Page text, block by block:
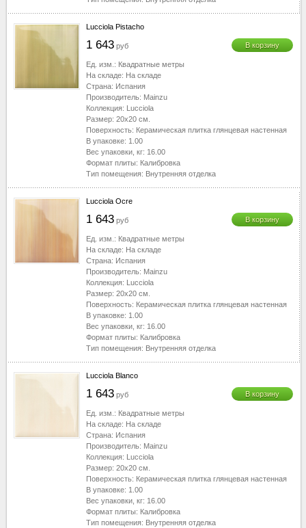
Lucciola Pistacho
1 643 руб В корзину
Ед. изм.: Квадратные метры
На складе: На складе
Страна: Испания
Производитель: Mainzu
Коллекция: Lucciola
Размер: 20x20 см.
Поверхность: Керамическая плитка глянцевая настенная
В упаковке: 1.00
Вес упаковки, кг: 16.00
Формат плиты: Калибровка
Тип помещения: Внутренняя отделка
Lucciola Ocre
1 643 руб В корзину
Ед. изм.: Квадратные метры
На складе: На складе
Страна: Испания
Производитель: Mainzu
Коллекция: Lucciola
Размер: 20x20 см.
Поверхность: Керамическая плитка глянцевая настенная
В упаковке: 1.00
Вес упаковки, кг: 16.00
Формат плиты: Калибровка
Тип помещения: Внутренняя отделка
Lucciola Blanco
1 643 руб В корзину
Ед. изм.: Квадратные метры
На складе: На складе
Страна: Испания
Производитель: Mainzu
Коллекция: Lucciola
Размер: 20x20 см.
Поверхность: Керамическая плитка глянцевая настенная
В упаковке: 1.00
Вес упаковки, кг: 16.00
Формат плиты: Калибровка
Тип помещения: Внутренняя отделка